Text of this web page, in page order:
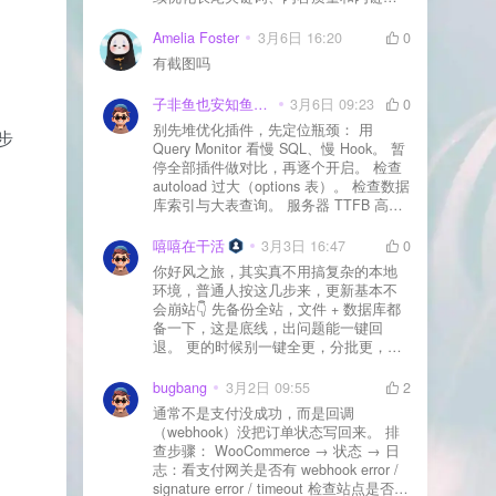
Amelia Foster
3月6日 16:20
0
有截图吗
子非鱼也安知鱼之乐 3月6日 09:23
0
别先堆优化插件，先定位瓶颈： 用
Query Monitor 看慢 SQL、慢 Hook。 暂
停全部插件做对比，再逐个开启。 检查
autoload 过大（options 表）。 检查数据
库索引与大表查询。 服务器 TTFB 高就
嘻嘻在干活
3月3日 16:47
0
你好风之旅，其实真不用搞复杂的本地
环境，普通人按这几步来，更新基本不
会崩站👇 先备份全站，文件 + 数据库都
备一下，这是底线，出问题能一键回
退。 更的时候别一键全更，分批更，先
立刻清缓存，去前台检查首页、文章
页、按钮、表单这些关键位置。 最好再
装个支持版本回滚的插件，万一崩了，
一秒切回旧版。 总结来说：先备份、分
批更、更完查、留退路，稳得很✅😎希望
能帮到你
bugbang 3月2日 09:55
2
通常不是支付没成功，而是回调
（webhook）没把订单状态写回来。 排
查步骤： WooCommerce → 状态 → 日
志：看支付网关是否有 webhook error /
signature error / timeout 检查站点是否被